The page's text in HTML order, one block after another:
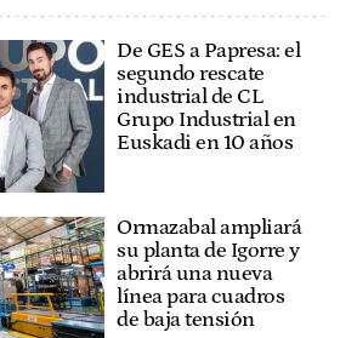
De GES a Papresa: el
segundo rescate
industrial de CL
Grupo Industrial en
Euskadi en 10 años
Ormazabal ampliará
su planta de Igorre y
abrirá una nueva
línea para cuadros
de baja tensión